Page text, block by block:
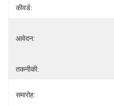
कीवर्ड:
आवेदन:
तकनीकी:
समारोह: